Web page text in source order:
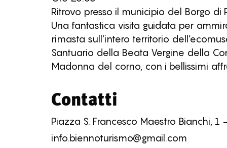
Ritrovo presso il municipio del Borgo di
Una fantastica visita guidata per
rimasta sull’intero territorio
Santuario della Beata Vergine della
Madonna del corno, con i bellissimi
Contatti
Piazza S. Francesco Maestro Bianchi, 1
info.biennoturismo@gmail.com